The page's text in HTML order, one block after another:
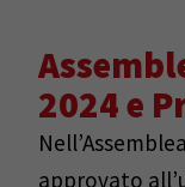
2024 e
approvato